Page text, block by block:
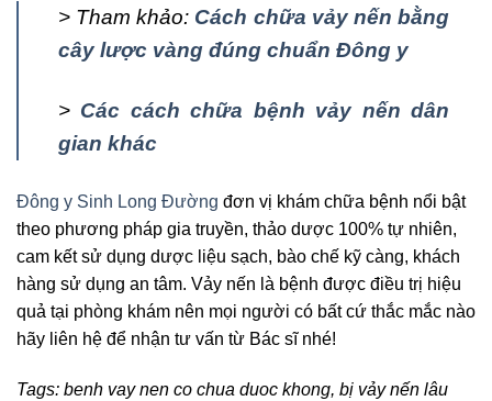
> Tham khảo: Cách chữa vảy nến bằng
cây lược vàng đúng chuẩn Đông y
> Các cách chữa bệnh vảy nến dân
gian khác
Đông y Sinh Long Đường đơn vị khám chữa bệnh nổi bật
theo phương pháp gia truyền, thảo dược 100% tự nhiên,
cam kết sử dụng dược liệu sạch, bào chế kỹ càng, khách
hàng sử dụng an tâm. Vảy nến là bệnh được điều trị hiệu
quả tại phòng khám nên mọi người có bất cứ thắc mắc nào
hãy liên hệ để nhận tư vấn từ Bác sĩ nhé!
Tags: benh vay nen co chua duoc khong, bị vảy nến lâu